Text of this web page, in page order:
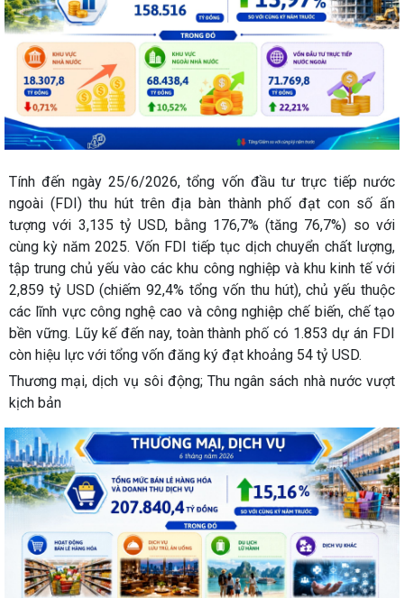
Tính đến ngày 25/6/2026, tổng vốn đầu tư trực tiếp nước
ngoài (FDI) thu hút trên địa bàn thành phố đạt con số ấn
tượng với 3,135 tỷ USD, bằng 176,7% (tăng 76,7%) so với
cùng kỳ năm 2025. Vốn FDI tiếp tục dịch chuyển chất lượng,
tập trung chủ yếu vào các khu công nghiệp và khu kinh tế với
2,859 tỷ USD (chiếm 92,4% tổng vốn thu hút), chủ yếu thuộc
các lĩnh vực công nghệ cao và công nghiệp chế biến, chế tạo
bền vững. Lũy kế đến nay, toàn thành phố có 1.853 dự án FDI
còn hiệu lực với tổng vốn đăng ký đạt khoảng 54 tỷ USD.
Thương mại, dịch vụ sôi động; Thu ngân sách nhà nước vượt
kịch bản